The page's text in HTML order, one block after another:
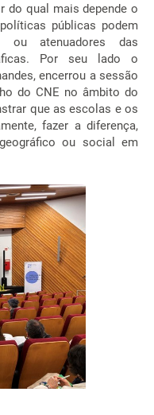
do qual mais depende o
públicas podem
ou atenuadores das
Por seu lado o
encerrou a sessão
do CNE no âmbito do
que as escolas e os
fazer a diferença,
ou social em